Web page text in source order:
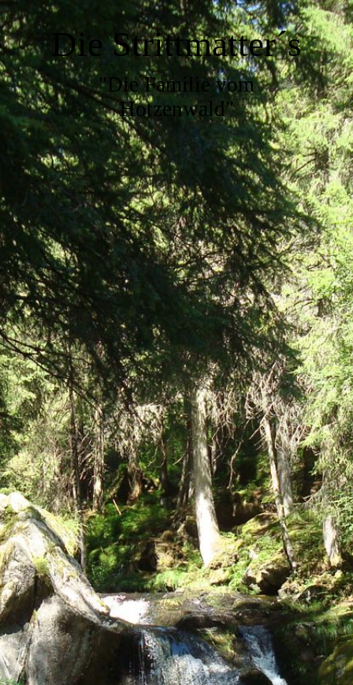
Die Strittmatter´s
"Die Familie vom
Hotzenwald"